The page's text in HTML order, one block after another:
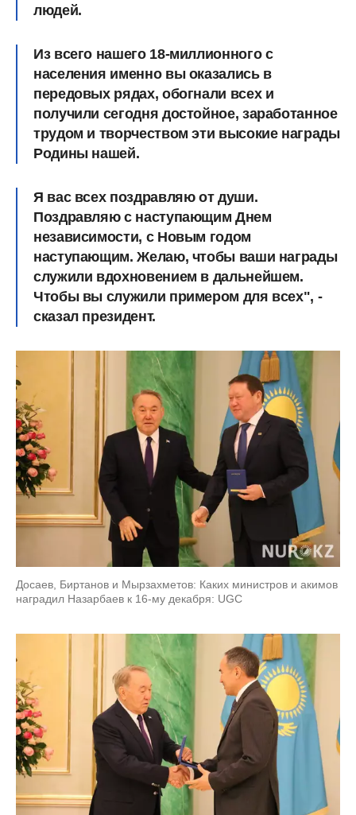
людей.
Из всего нашего 18-миллионного с
населения именно вы оказались в
передовых рядах, обогнали всех и
получили сегодня достойное, заработанное
трудом и творчеством эти высокие награды
Родины нашей.
Я вас всех поздравляю от души.
Поздравляю с наступающим Днем
независимости, с Новым годом
наступающим. Желаю, чтобы ваши награды
служили вдохновением в дальнейшем.
Чтобы вы служили примером для всех", -
сказал президент.
Досаев, Биртанов и Мырзахметов: Каких министров и акимов
наградил Назарбаев к 16-му декабря: UGC